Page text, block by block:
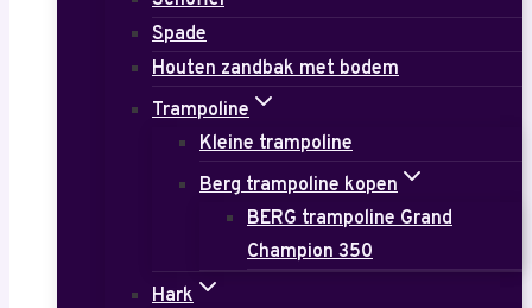
Spade
Houten zandbak met bodem
Trampoline
Kleine trampoline
Berg trampoline kopen
BERG trampoline Grand
Champion 350
Hark